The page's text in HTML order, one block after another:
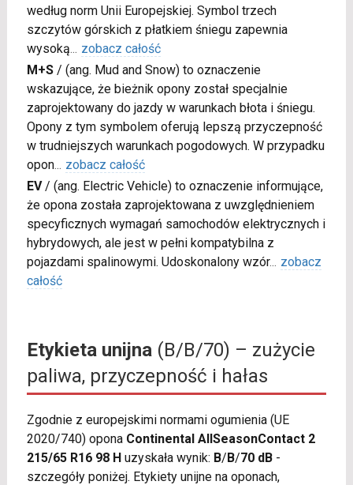
według norm Unii Europejskiej. Symbol trzech
szczytów górskich z płatkiem śniegu zapewnia
wysoką... zobacz całość
M+S/ (ang. Mud and Snow) to oznaczenie
wskazujące, że bieżnik opony został specjalnie
zaprojektowany do jazdy w warunkach błota i śniegu.
Opony z tym symbolem oferują lepszą przyczepność
w trudniejszych warunkach pogodowych. W przypadku
opon... zobacz całość
EV/ (ang. Electric Vehicle) to oznaczenie informujące,
że opona została zaprojektowana z uwzględnieniem
specyficznych wymagań samochodów elektrycznych i
hybrydowych, ale jest w pełni kompatybilna z
pojazdami spalinowymi. Udoskonalony wzór... zobacz
całość
Etykieta unijna(B/B/70) – zużycie
paliwa, przyczepność i hałas
Zgodnie z europejskimi normami ogumienia (UE
2020/740) opona Continental AllSeasonContact 2
215/65 R16 98 Huzyskała wynik: B/B/70 dB-
szczegóły poniżej. Etykiety unijne na oponach,